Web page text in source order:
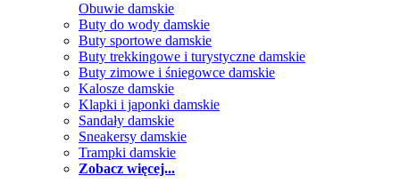
Obuwie damskie
Buty do wody damskie
Buty sportowe damskie
Buty trekkingowe i turystyczne damskie
Buty zimowe i śniegowce damskie
Kalosze damskie
Klapki i japonki damskie
Sandały damskie
Sneakersy damskie
Trampki damskie
Zobacz więcej...